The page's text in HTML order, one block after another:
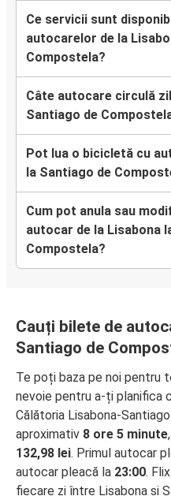
Ce servicii sunt
autocarelor de la
Compostela?
Câte autocare circulă
Santiago de
Pot lua o bicicletă cu
la Santiago de
Cum pot anula sau
autocar de la Lisabona
Compostela?
Cauți bilete de
Santiago de
Te poți baza pe noi pentru
nevoie pentru a-ți planifica
Călătoria Lisabona-
aproximativ 8 ore 5 minute
132,98 lei. Primul autocar
autocar pleacă la 23:00.
fiecare zi între Lisabona și